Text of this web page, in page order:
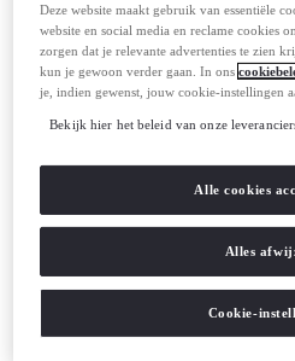
Louwman Group is de eerste distributie- en
batterij-elektrische stadsbus e.City Gold en
Nederlandse markt. Met volle batterij van 420
H2.City Gold heeft een actieradius van 400
en waterstof ambities van Louwman Group,
Louwman Group voor het verder uitrollen van
naar andere vormen van mobiliteit.
Deze website maakt gebruik van essentiële
website en social media en reclame cookies
zorgen dat je relevante advertenties te zien
kun je gewoon verder gaan. In ons
je, indien gewenst, jouw cookie-instellingen
Bekijk hier het beleid van onze
Cookie-
Alles
Alle cookies